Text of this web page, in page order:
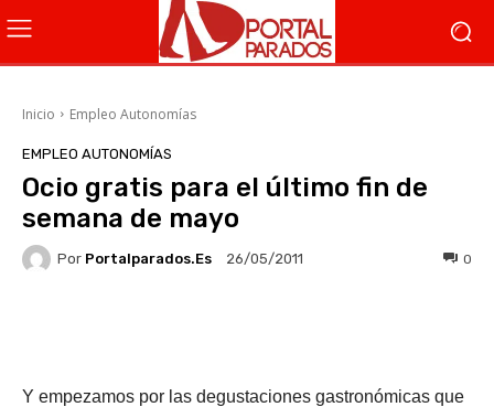
Inicio Empleo Autonomías
EMPLEO AUTONOMÍAS
Ocio gratis para el último fin de
semana de mayo
Por Portalparados.es 26/05/2011 0
Y empezamos por las degustaciones gastronómicas que